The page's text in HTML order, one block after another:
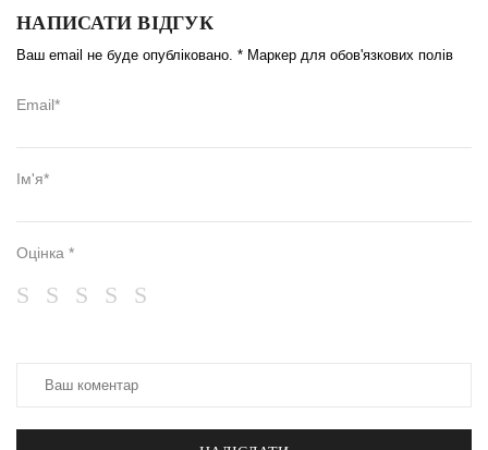
НАПИСАТИ ВІДГУК
Ваш email не буде опубліковано. * Маркер для обов'язкових полів
Email*
Ім'я*
Оцінка *